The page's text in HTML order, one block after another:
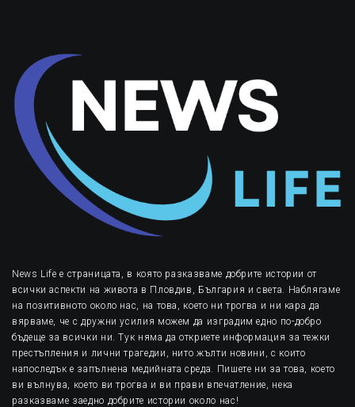
News Life е страницата, в която разказваме добрите истории от
всички аспекти на живота в Пловдив, България и света. Наблягаме
на позитивното около нас, на това, което ни трогва и ни кара да
вярваме, че с дружни усилия можем да изградим едно по-добро
бъдеще за всички ни. Тук няма да откриете информация за тежки
престъпления и лични трагедии, нито жълти новини, с които
напоследък е запълнена медийната среда. Пишете ни за това, което
ви вълнува, което ви трогва и ви прави впечатление, нека
разказваме заедно добрите истории около нас!